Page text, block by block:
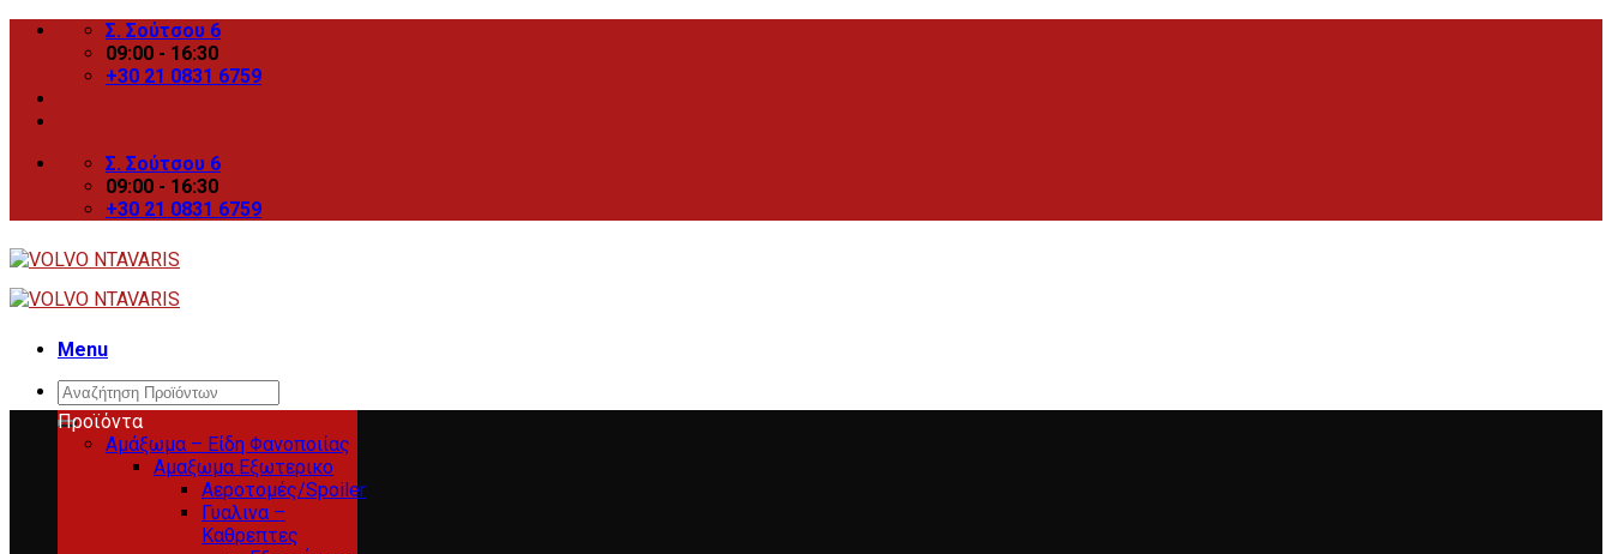
Skip
Σ. Σούτσου 6
09:00 - 16:30
+30 21 0831 6759
Σ. Σούτσου 6
09:00 - 16:30
+30 21 0831 6759
Menu
Search
for:
Προϊόντα
Αμάξωμα – Είδη Φανοποιίας
Αμαξωμα Εξωτερικο
Αεροτομές/Spoiler
Γυαλινα –
Καθρεπτες